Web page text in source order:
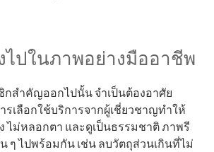
ปในภาพอย่างมืออาชีพ
สำคัญออกไปนั้น จำเป็นต้องอาศัย
เลือกใช้บริการจากผู้เชี่ยวชาญทำให้
ไม่หลอกตา และดูเป็นธรรมชาติ ภาพรี
ๆ ไปพร้อมกัน เช่น ลบวัตถุส่วนเกินที่ไม่